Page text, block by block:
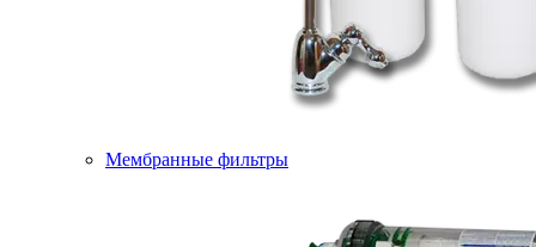
Мембранные фильтры